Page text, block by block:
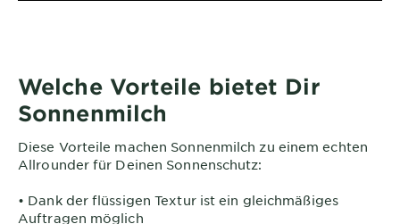
Welche Vorteile bietet Dir
Sonnenmilch
Diese Vorteile machen Sonnenmilch zu einem echten
Allrounder für Deinen Sonnenschutz:
• Dank der flüssigen Textur ist ein gleichmäßiges
Auftragen möglich